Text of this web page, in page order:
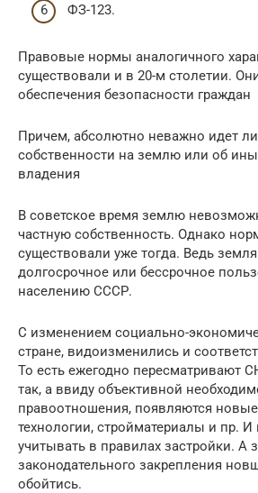
ФЗ-123.
Правовые нормы аналогичного
существовали и в 20-м столетии.
обеспечения безопасности граждан
Причем, абсолютно неважно идет
собственности на землю или об
владения
В советское время землю
частную собственность. Однако
существовали уже тогда. Ведь
долгосрочное или бессрочное
населению СССР.
С изменением социально-
стране, видоизменились и
То есть ежегодно пересматривают
так, а ввиду объективной
правоотношения, появляются
технологии, стройматериалы и пр. И
учитывать в правилах застройки. А
законодательного закрепления
обойтись.